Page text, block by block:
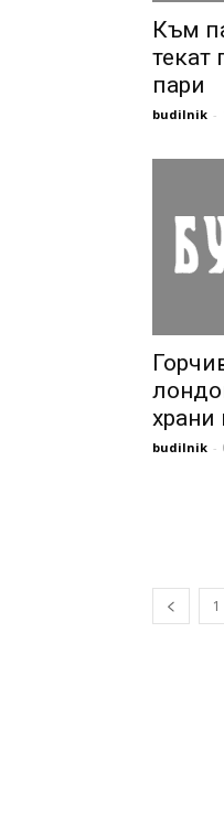
Към
текат
пари
budilnik -
храни
budilnik -
1